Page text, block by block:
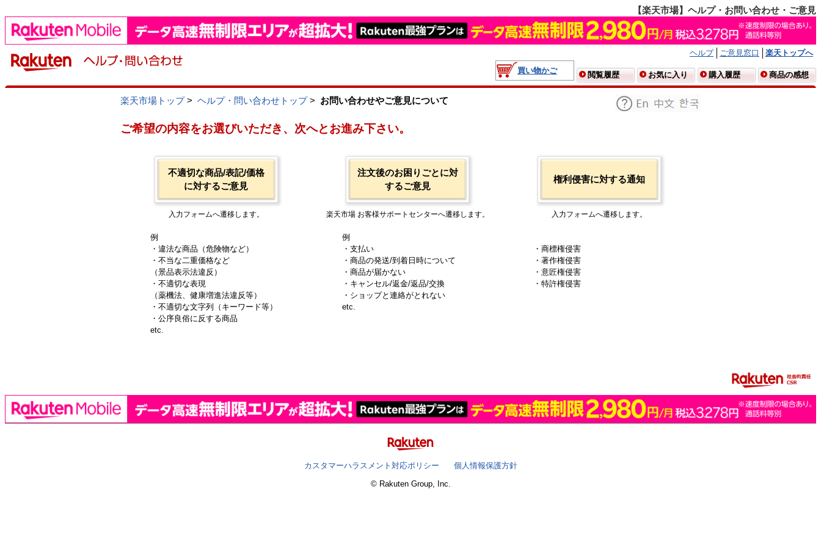
【楽天市場】ヘルプ・お問い合わせ・ご意見
ヘルプ ご意見窓口
楽天トップへ
買い物かご
閲覧履歴 お気に入り 購入履歴 商品の感想
楽天市場トップ> ヘルプ・問い合わせトップ> お問い合わせやご意見について
ご希望の内容をお選びいただき、次へとお進み下さい。
不適切な商品/表記/価格
に対するご意見
入力フォームへ遷移します。
例
・違法な商品（危険物など）
・不当な二重価格など
（景品表示法違反）
・不適切な表現
（薬機法、健康増進法違反等）
・不適切な文字列（キーワード等）
・公序良俗に反する商品
etc.
注文後のお困りごとに対
するご意見
楽天市場 お客様サポートセンターへ遷移します。
例
・支払い
・商品の発送/到着日時について
・商品が届かない
・キャンセル/返金/返品/交換
・ショップと連絡がとれない
etc.
権利侵害に対する通知
入力フォームへ遷移します。
・商標権侵害
・著作権侵害
・意匠権侵害
・特許権侵害
カスタマーハラスメント対応ポリシー
個人情報保護方針
© Rakuten Group, Inc.